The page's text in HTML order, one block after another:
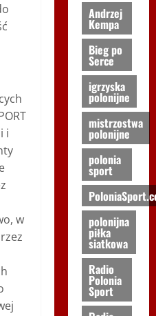
i
w
Andrzej
Kempa
Bieg po
Serce
igrzyska
polonijne
mistrzostwa
polonijne
polonia
sport
polonijna
piłka
siatkowa
Radio
Polonia
Sport